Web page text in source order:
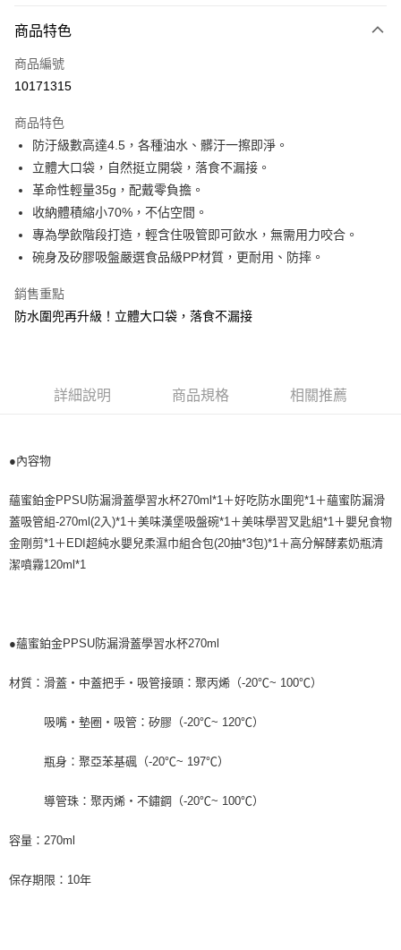
【大哥付你分期使用說明】
2.付款方式選擇「大哥付你分期」，訂單成立後會自動跳轉到大哥付的交易
流程，驗證手機門號後，選擇欲分期的期數、繳款截止日，確認付款後即完
3.實際核准額度、可分期數及費用金額請依後續交易確認頁面所載為準。
4.訂單成立30分鐘內，如未前往確認交易或遇審核未通過，訂單將自動取
消。如遇「轉專審核」未通過狀況，表示未達大哥付你分期系統評分，恕無
法說明評估內容。
1.分期款項不併入電信帳單，「大哥付你分期」於每月結算日後寄送繳費提
醒簡訊。
2.透過簡訊連結打開帳單後，可選擇「超商條碼／台灣大直營門市／銀行轉
帳／街口支付／iPASS MONEY」等通路繳費。
1.本服務係由「台灣大哥大股份有限公司」（以下簡稱本公司）所提供，讓
用戶於交易時，得透過本服務購買商品或服務，並由商店將買賣／分期付款
買賣價金債權讓與本公司後，依約使用本公司帳單繳交帳款。
3.完整用戶服務條款，請詳閱以下連結：https://oppay.tw/userRule
相關說明
【關於「AFTEE先享後付」】
便利好安心！
１．簡單：不需註冊會員、不需綁卡、不需儲值。
２．便利：只要手機號碼，簡訊認證，即可結帳。
３．安心：先確認商品／服務後，再付款。
１．於結帳方式選擇「AFTEE先享後付」後，將跳轉至「AFTEE先享後付」
結帳頁面，進行簡訊認證並確認金額後，即可完成結帳。
２．訂單成立數日內，您將收到繳費通知簡訊。
３．收到繳費通知簡訊後14天內，點擊此簡訊中的連結，可透過四大超商／
※ 請注意：結帳手續完成當下不需立刻繳費，但若您需要取消訂單，請聯絡
購買商品的店家。未經商家同意取消之訂單仍視為有效，需透過AFTEE先享
權轉讓予恩沛科技股份有限公司。
https://aftee.tw/terms/#terms3
３．未成年的使用者請事先徵得法定代理人或監護人之同意方可使用
「AFTEE先享後付」，若未經同意申辦者引起之損失，本公司不負相關責
任。
４．使用「AFTEE先享後付」時，將依據個別帳號之用戶狀況，依本公司即
時審查核予不同之上限額度；若仍有額度不足之情形，本公司將視審查結果
相關說明
「Hami Point」為中華電信所提供之點數服務，可於會員專區綁定中華電信
會員帳號後，即可在購物車使用 Hami Point 折抵消費金額 (1點等於1元)。
ATM付款
付款後全家取貨
每筆NT$100，滿NT$999(含以上)免運費
付款後萊爾富取貨
每筆NT$100，滿NT$1,000(含以上)免運費
商品特色
商品編號
10171315
商品特色
防汙級數高達4.5，各種油水、髒汙一擦即淨。
立體大口袋，自然挺立開袋，落食不漏接。
革命性輕量35g，配戴零負擔。
收納體積縮小70%，不佔空間。
專為學飲階段打造，輕含住吸管即可飲水，無需用力咬合。
碗身及矽膠吸盤嚴選食品級PP材質，更耐用、防摔。
銷售重點
防水圍兜再升級！立體大口袋，落食不漏接
詳細說明 商品規格 相關推薦
●內容物
蘊蜜鉑金PPSU防漏滑蓋學習水杯270ml*1＋好吃防水圍兜*1＋蘊蜜防漏滑
蓋吸管組-270ml(2入)*1＋美味漢堡吸盤碗*1＋美味學習叉匙組*1＋嬰兒食物
金剛剪*1＋EDI超純水嬰兒柔濕巾組合包(20抽*3包)*1＋高分解酵素奶瓶清
潔噴霧120ml*1
●蘊蜜鉑金PPSU防漏滑蓋學習水杯270ml
材質：滑蓋‧中蓋把手‧吸管接頭：聚丙烯（-20℃~ 100℃）
吸嘴‧墊圈‧吸管：矽膠（-20℃~ 120℃）
瓶身：聚亞苯基碸（-20℃~ 197℃）
導管珠：聚丙烯‧不鏽鋼（-20℃~ 100℃）
容量：270ml
保存期限：10年